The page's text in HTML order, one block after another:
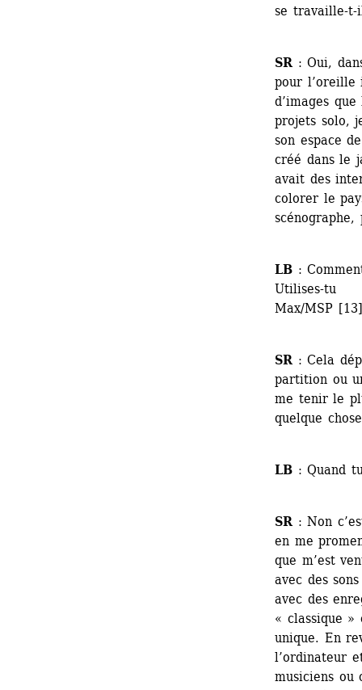
se travaille-t-
SR : Oui,
pour l’oreille
d’images
projets solo,
son espace
créé dans le
avait des
colorer le
LB :
Utilises-tu
Max/MSP
SR : Cela
partition ou
me tenir le
quelque
LB : Quand
SR : Non
en me
que m’est
avec des
avec des
« classique »
unique. En
l’ordinateur
musiciens ou